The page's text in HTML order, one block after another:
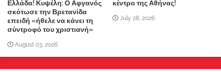
Ελλάδα! Κυψέλη: Ο Αφγανός
σκότωσε την Βρετανίδα
επειδή «ήθελε να κάνει τη
σύντροφό του χριστιανή»
August 03, 2026
κέντρο της Αθήνας!
July 28, 2026